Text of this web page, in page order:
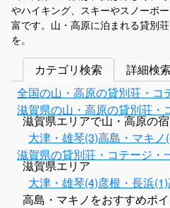
やハイキング、スキーやスノーボ
富です。山・高原に泊まれる貸別
を。
カテゴリ検索
詳細検索
全国の山・高原の貸別荘・コ
滋賀県の山・高原の貸別荘・
滋賀県エリアで山・高原の
大津・雄琴(3)高島・マキノ
滋賀県の貸別荘・コテージ・
滋賀県エリア
大津・雄琴(4)彦根・長浜(1)
高島・マキノをおすすめポ